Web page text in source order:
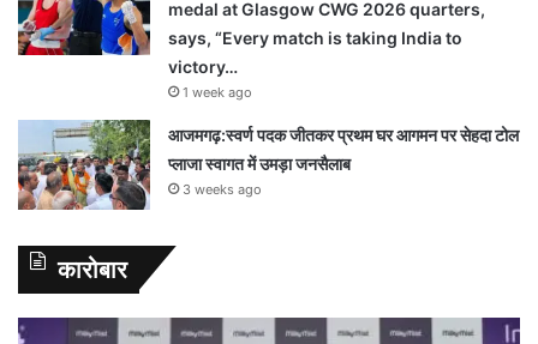
medal at Glasgow CWG 2026 quarters,
says, “Every match is taking India to
victory…
1 week ago
आजमगढ़:स्वर्ण पदक जीतकर प्रथम घर आगमन पर सेहदा टोल
प्लाजा स्वागत में उमड़ा जनसैलाब
3 weeks ago
कारोबार